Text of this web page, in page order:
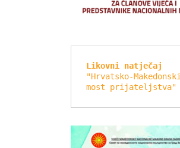
Likovni natječaj
"Hrvatsko-Makedonski
most prijateljstva"